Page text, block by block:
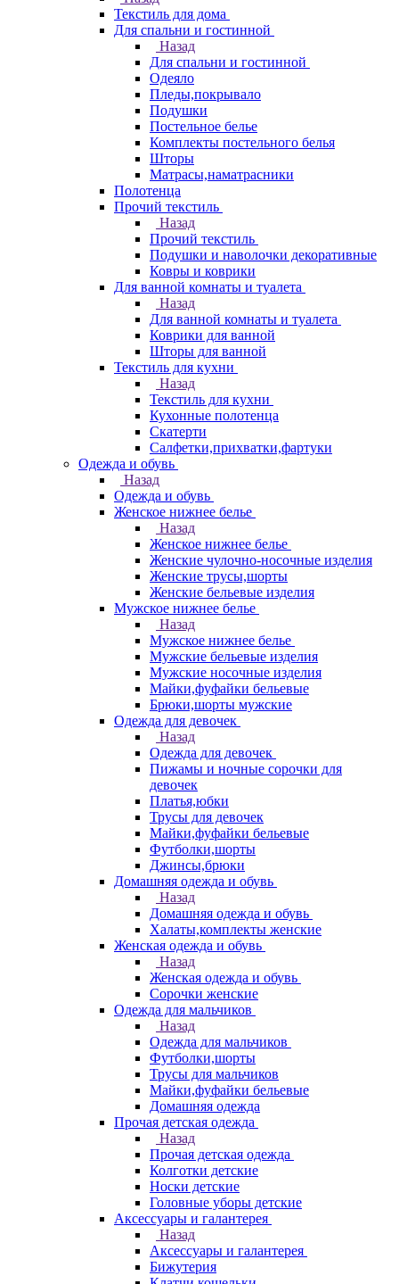
Текстиль для дома
Для спальни и гостинной
Назад
Для спальни и гостинной
Одеяло
Пледы,покрывало
Подушки
Постельное белье
Комплекты постельного белья
Шторы
Матрасы,наматрасники
Полотенца
Прочий текстиль
Назад
Прочий текстиль
Подушки и наволочки декоративные
Ковры и коврики
Для ванной комнаты и туалета
Назад
Для ванной комнаты и туалета
Коврики для ванной
Шторы для ванной
Текстиль для кухни
Назад
Текстиль для кухни
Кухонные полотенца
Скатерти
Салфетки,прихватки,фартуки
Одежда и обувь
Назад
Одежда и обувь
Женское нижнее белье
Назад
Женское нижнее белье
Женские чулочно-носочные изделия
Женские трусы,шорты
Женские бельевые изделия
Мужское нижнее белье
Назад
Мужское нижнее белье
Мужские бельевые изделия
Мужские носочные изделия
Майки,фуфайки бельевые
Брюки,шорты мужские
Одежда для девочек
Назад
Одежда для девочек
Пижамы и ночные сорочки для
девочек
Платья,юбки
Трусы для девочек
Майки,фуфайки бельевые
Футболки,шорты
Джинсы,брюки
Домашняя одежда и обувь
Назад
Домашняя одежда и обувь
Халаты,комплекты женские
Женская одежда и обувь
Назад
Женская одежда и обувь
Сорочки женские
Одежда для мальчиков
Назад
Одежда для мальчиков
Футболки,шорты
Трусы для мальчиков
Майки,фуфайки бельевые
Домашняя одежда
Прочая детская одежда
Назад
Прочая детская одежда
Колготки детские
Носки детские
Головные уборы детские
Аксессуары и галантерея
Назад
Аксессуары и галантерея
Бижутерия